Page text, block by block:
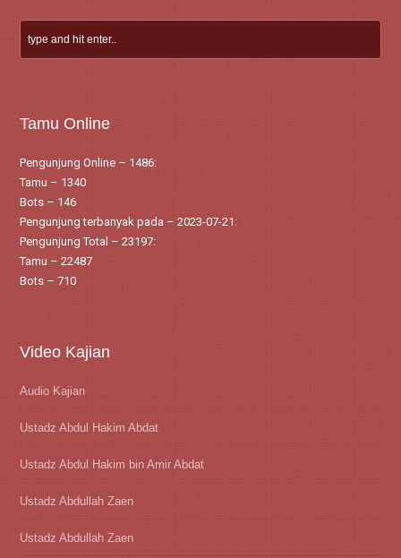
Tamu Online
Pengunjung Online – 1486:
Tamu – 1340
Bots – 146
Pengunjung terbanyak pada – 2023-07-21:
Pengunjung Total – 23197:
Tamu – 22487
Bots – 710
Video Kajian
Audio Kajian
Ustadz Abdul Hakim Abdat
Ustadz Abdul Hakim bin Amir Abdat
Ustadz Abdullah Zaen
Ustadz Abdullah Zaen